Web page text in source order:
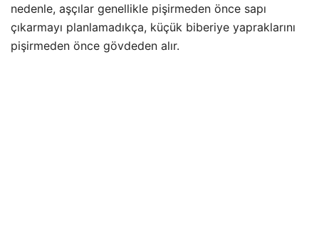
nedenle, aşçılar genellikle pişirmeden önce sapı
çıkarmayı planlamadıkça, küçük biberiye yapraklarını
pişirmeden önce gövdeden alır.